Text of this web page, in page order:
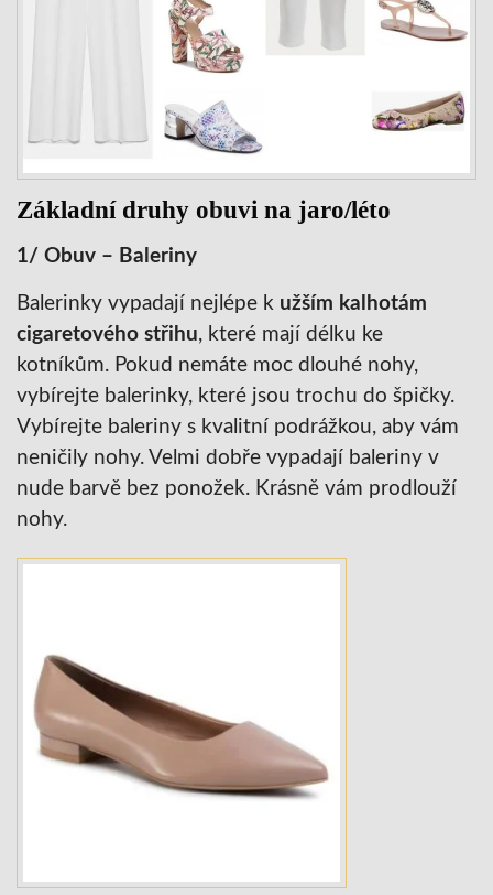
Základní druhy obuvi na jaro/léto
1/ Obuv – Baleriny
Balerinky vypadají nejlépe k užším kalhotám
cigaretového střihu, které mají délku ke
kotníkům. Pokud nemáte moc dlouhé nohy,
vybírejte balerinky, které jsou trochu do špičky.
Vybírejte baleriny s kvalitní podrážkou, aby vám
neničily nohy. Velmi dobře vypadají baleriny v
nude barvě bez ponožek. Krásně vám prodlouží
nohy.